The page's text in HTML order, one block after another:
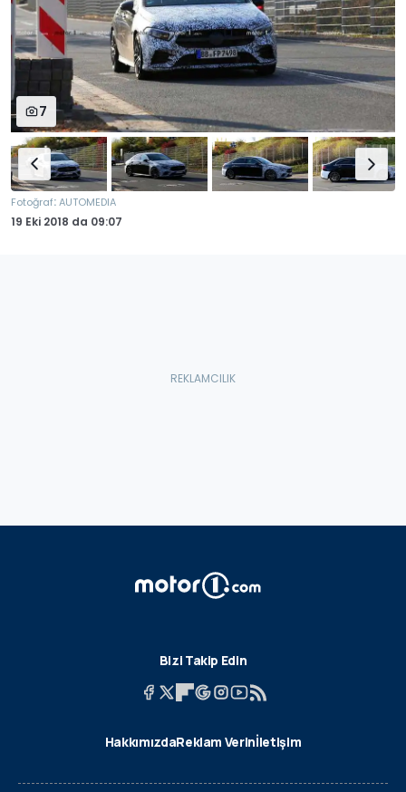
7
Fotoğraf:AUTOMEDIA
19 Eki 2018 da 09:07
Bizi Takip Edin
HakkımızdaReklam Verinİletişim